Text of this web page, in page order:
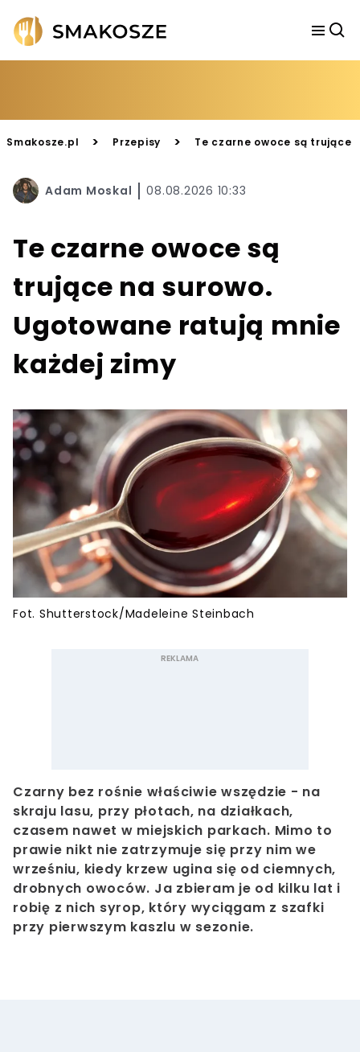
Smakosze.pl > Przepisy > Te czarne owoce są trujące
Adam Moskal 08.08.2026 10:33
Te czarne owoce są
trujące na surowo.
Ugotowane ratują mnie
każdej zimy
Fot. Shutterstock/Madeleine Steinbach
Czarny bez rośnie właściwie wszędzie - na
skraju lasu, przy płotach, na działkach,
czasem nawet w miejskich parkach. Mimo to
prawie nikt nie zatrzymuje się przy nim we
wrześniu, kiedy krzew ugina się od ciemnych,
drobnych owoców. Ja zbieram je od kilku lat i
robię z nich syrop, który wyciągam z szafki
przy pierwszym kaszlu w sezonie.